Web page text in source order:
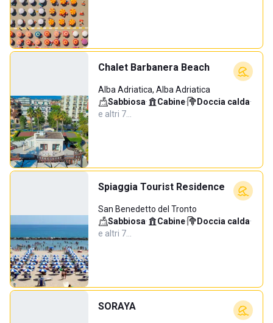
Chalet Barbanera Beach
Alba Adriatica, Alba Adriatica
Sabbiosa· Cabine· Doccia calda·
e altri 7…
Spiaggia Tourist Residence
San Benedetto del Tronto
Sabbiosa· Cabine· Doccia calda·
e altri 7…
SORAYA